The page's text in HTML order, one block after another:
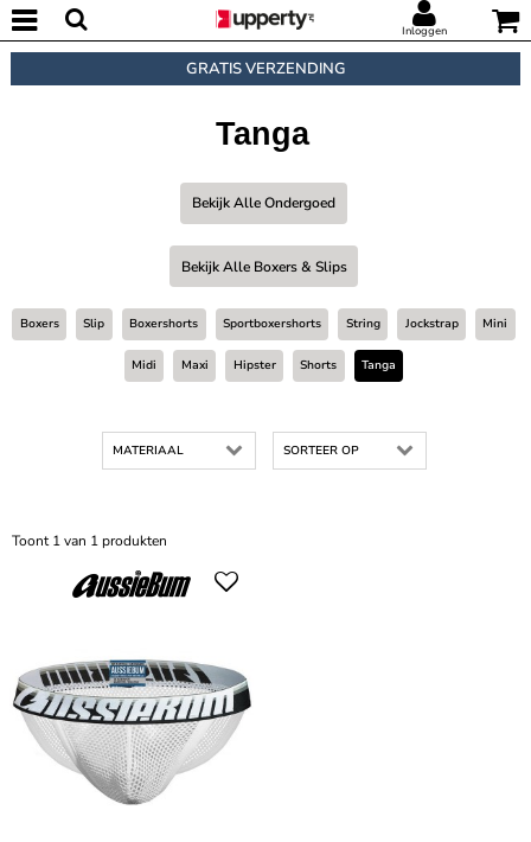
Inloggen
GRATIS VERZENDING
Tanga
Bekijk Alle Ondergoed
Bekijk Alle Boxers & Slips
Boxers Slip Boxershorts Sportboxershorts String Jockstrap Mini
Midi Maxi Hipster Shorts Tanga
MATERIAAL SORTEER OP
Toont 1 van 1 produkten